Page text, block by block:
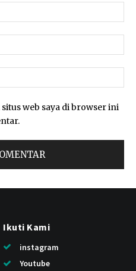
web saya di browser ini
Ikuti Kami
instagram
Youtube